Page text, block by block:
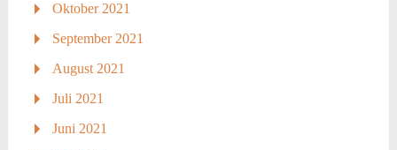
Oktober 2021
September 2021
August 2021
Juli 2021
Juni 2021